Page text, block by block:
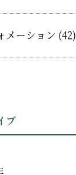
メーション (42)
ブ